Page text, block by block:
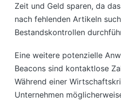
Zeit und Geld sparen, da
nach fehlenden Artikeln
Bestandskontrollen
Eine weitere potenzielle
Beacons sind kontaktlose
Während einer
Unternehmen